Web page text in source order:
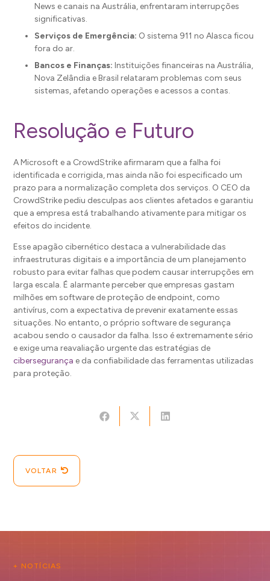
News e canais na Austrália, enfrentaram interrupções
significativas.
Serviços de Emergência: O sistema 911 no Alasca ficou
fora do ar.
Bancos e Finanças: Instituições financeiras na Austrália,
Nova Zelândia e Brasil relataram problemas com seus
sistemas, afetando operações e acessos a contas.
Resolução e Futuro
A Microsoft e a CrowdStrike afirmaram que a falha foi
identificada e corrigida, mas ainda não foi especificado um
prazo para a normalização completa dos serviços. O CEO da
CrowdStrike pediu desculpas aos clientes afetados e garantiu
que a empresa está trabalhando ativamente para mitigar os
efeitos do incidente.
Esse apagão cibernético destaca a vulnerabilidade das
infraestruturas digitais e a importância de um planejamento
robusto para evitar falhas que podem causar interrupções em
larga escala. É alarmante perceber que empresas gastam
milhões em software de proteção de endpoint, como
antivírus, com a expectativa de prevenir exatamente essas
situações. No entanto, o próprio software de segurança
acabou sendo o causador da falha. Isso é extremamente sério
e exige uma reavaliação urgente das estratégias de
cibersegurança e da confiabilidade das ferramentas utilizadas
para proteção.
VOLTAR
+ NOTÍCIAS